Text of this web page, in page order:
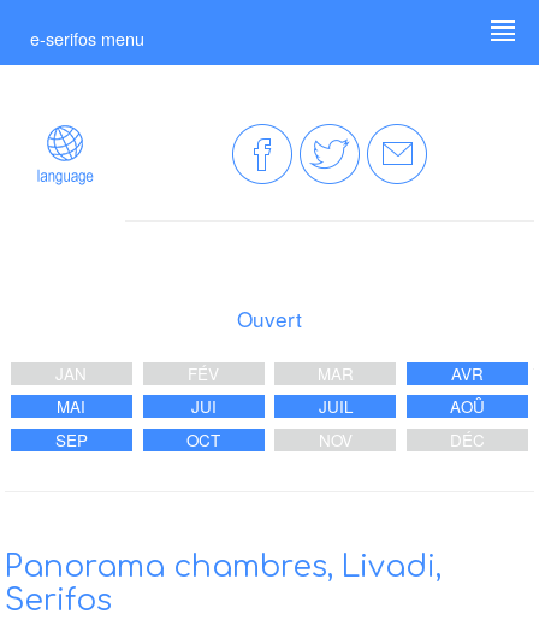
e-serifos menu
Ouvert
JAN FÉV MAR
AVR
MAI
JUI JUIL
AOÛ
SEP
OCT NOV DÉC
Panorama chambres, Livadi,
Serifos